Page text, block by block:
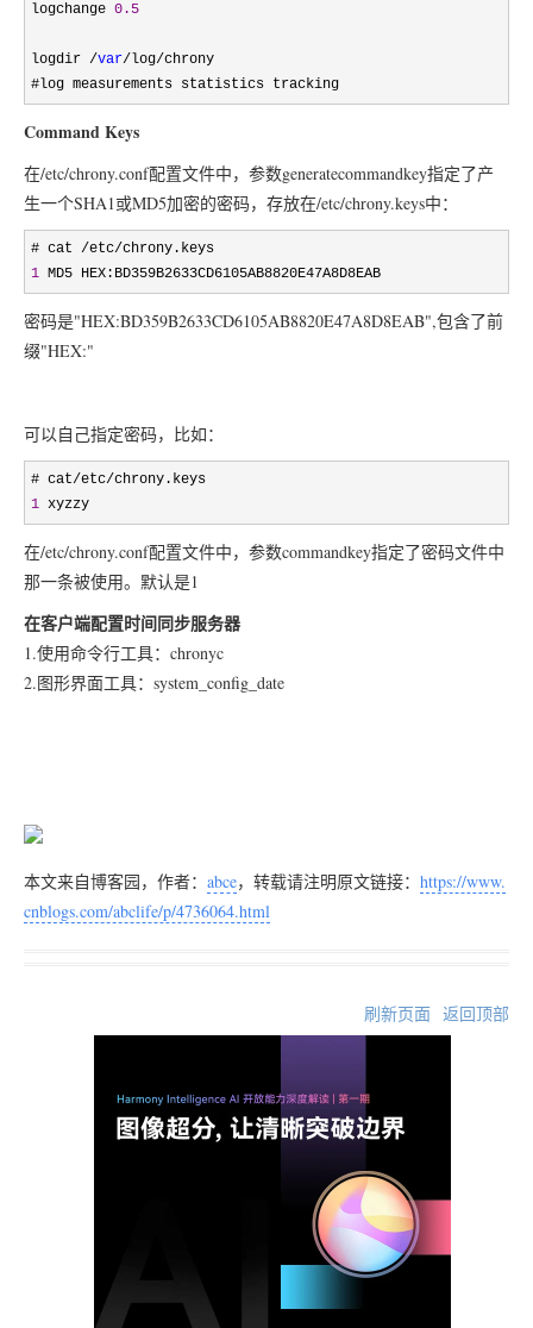
logchange 0.5
logdir /var/log/chrony
#log measurements statistics tracking
Command Keys
在/etc/chrony.conf配置文件中，参数generatecommandkey指定了产
生一个SHA1或MD5加密的密码，存放在/etc/chrony.keys中：
# cat /etc/
1 MD5 HEX:BD359B2633CD6105AB8820E47A8D8EAB
密码是"HEX:BD359B2633CD6105AB8820E47A8D8EAB",包含了前
缀"HEX:"
可以自己指定密码，比如：
# cat/etc/
1 xyzzy
在/etc/chrony.conf配置文件中，参数commandkey指定了密码文件中
那一条被使用。默认是1
在客户端配置时间同步服务器
1.使用命令行工具：chronyc
2.图形界面工具：system_config_date
本文来自博客园，作者： abce，转载请注明原文链接： https://www.
cnblogs.com/abclife/p/4736064.html
刷新页面 返回顶部